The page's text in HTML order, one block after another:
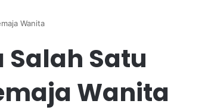
Wanita
Satu
Wanita